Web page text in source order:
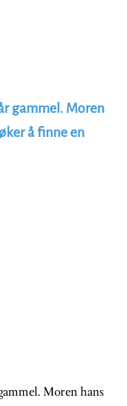
gammel. Moren
å finne en
Moren hans